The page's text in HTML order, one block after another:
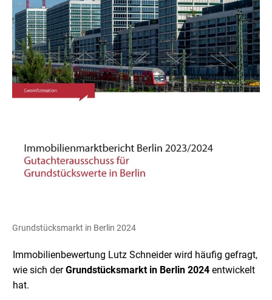
Grundstücksmarkt in Berlin 2024
Immobilienbewertung Lutz Schneider wird häufig gefragt,
wie sich derGrundstücksmarkt in Berlin 2024 entwickelt
hat.